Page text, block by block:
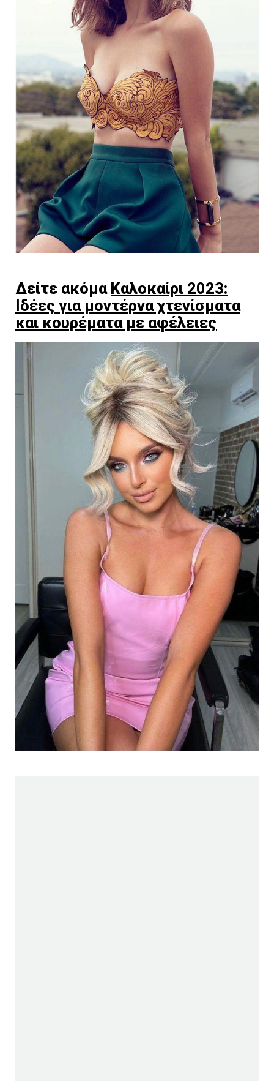
Δείτε ακόμα Καλοκαίρι 2023:
Ιδέες για μοντέρνα χτενίσματα
και κουρέματα με αφέλειες